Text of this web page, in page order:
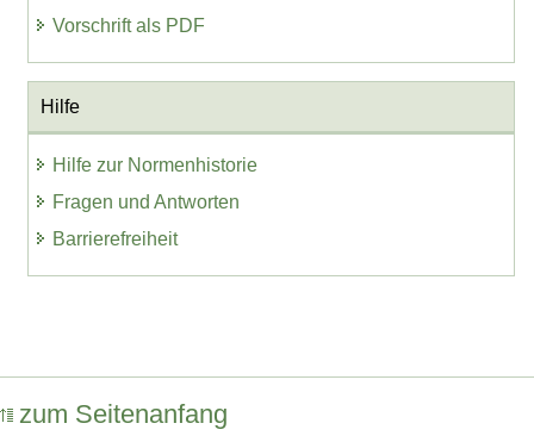
Vorschrift als PDF
Hilfe
Hilfe zur Normenhistorie
Fragen und Antworten
Barrierefreiheit
zum Seitenanfang